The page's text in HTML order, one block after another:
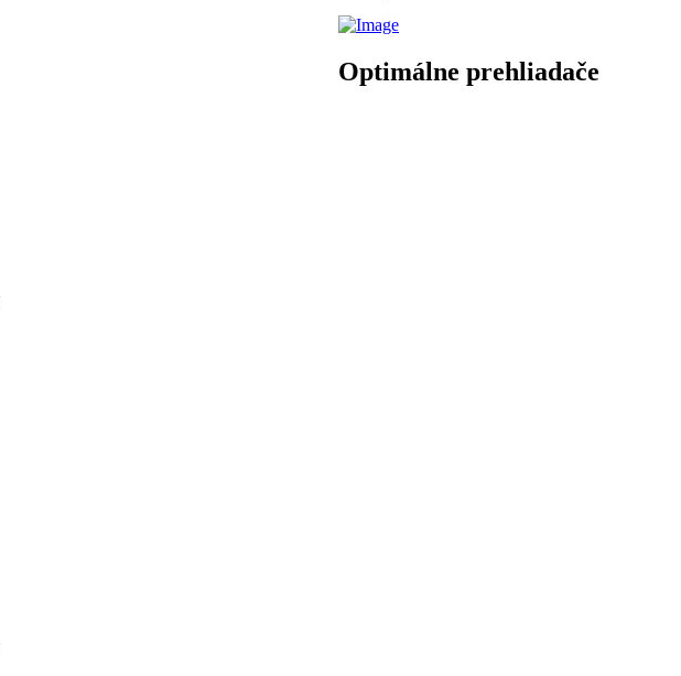
Optimálne prehliadače